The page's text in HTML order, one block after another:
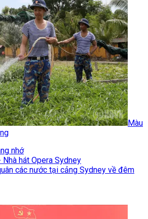
Màu
nhớ
hát Opera Sydney
các nước tại cảng Sydney về đêm